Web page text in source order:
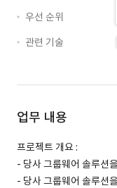
우선 순위
관련 기술
업무 내용
프로젝트 개요 :
- 당사 그룹웨어 솔루션
- 당사 그룹웨어 솔루션